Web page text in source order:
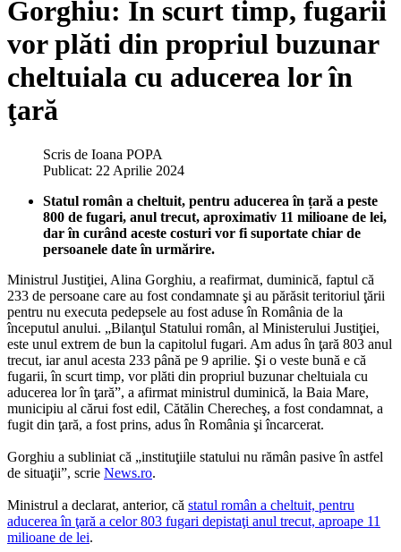
Gorghiu: În scurt timp, fugarii
vor plăti din propriul buzunar
cheltuiala cu aducerea lor în
ţară
Scris de Ioana POPA
Publicat: 22 Aprilie 2024
Statul român a cheltuit, pentru aducerea în țară a peste
800 de fugari, anul trecut, aproximativ 11 milioane de lei,
dar în curând aceste costuri vor fi suportate chiar de
persoanele date în urmărire.
Ministrul Justiţiei, Alina Gorghiu, a reafirmat, duminică, faptul că
233 de persoane care au fost condamnate şi au părăsit teritoriul ţării
pentru nu executa pedepsele au fost aduse în România de la
începutul anului. „Bilanţul Statului român, al Ministerului Justiţiei,
este unul extrem de bun la capitolul fugari. Am adus în ţară 803 anul
trecut, iar anul acesta 233 până pe 9 aprilie. Şi o veste bună e că
fugarii, în scurt timp, vor plăti din propriul buzunar cheltuiala cu
aducerea lor în ţară”, a afirmat ministrul duminică, la Baia Mare,
municipiu al cărui fost edil, Cătălin Cherecheş, a fost condamnat, a
fugit din ţară, a fost prins, adus în România şi încarcerat.
Gorghiu a subliniat că „instituţiile statului nu rămân pasive în astfel
de situaţii”, scrie News.ro.
Ministrul a declarat, anterior, că statul român a cheltuit, pentru
aducerea în ţară a celor 803 fugari depistaţi anul trecut, aproape 11
milioane de lei.